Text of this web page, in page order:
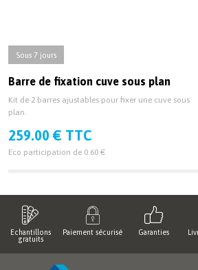
Sous 7 jours
Barre de fixation cuve sous plan
Kit de 2 barres ajustables pour fixer une cuve sous
plan.
259.00 € TTC
Eco participation de 0.60 €
Echantillons
gratuits
Paiement sécurisé Garanties